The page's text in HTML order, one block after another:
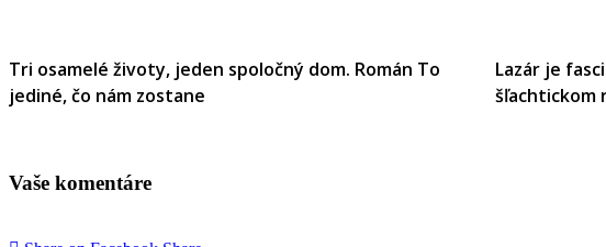
Tri osamelé životy, jeden spoločný dom. Román To
jediné, čo nám zostane
Lazár je
šľachtickom
Vaše komentáre